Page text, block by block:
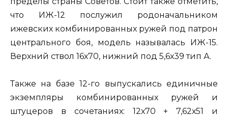
что ИЖ-12 послужил родоначальником
ижевских комбинированных ружей под патрон
центрального боя, модель называлась ИЖ-15.
Верхний ствол 16х70, нижний под 5,6х39 тип А.
Также на базе 12-го выпускались единичные
экземпляры комбинированных ружей и
штуцеров в сочетаниях: 12х70 + 7,62х51 и